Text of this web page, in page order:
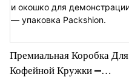
Премиальная Коробка Для
Кофейной Кружки —